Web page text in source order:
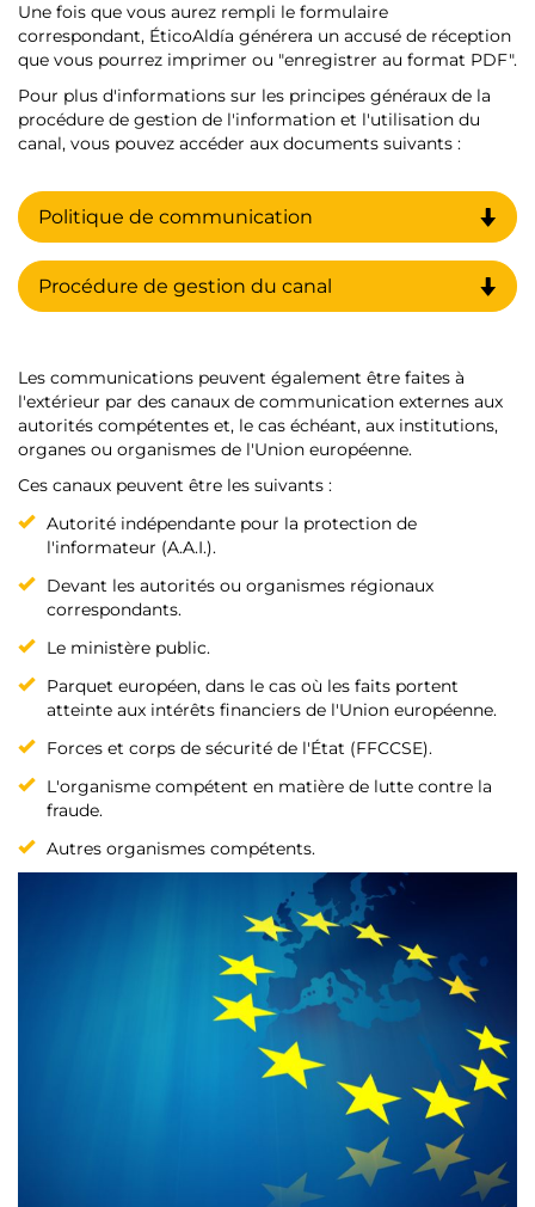
Une fois que vous aurez rempli le formulaire
correspondant, ÉticoAldía générera un accusé de réception
que vous pourrez imprimer ou "enregistrer au format PDF".
Pour plus d'informations sur les principes généraux de la
procédure de gestion de l'information et l'utilisation du
canal, vous pouvez accéder aux documents suivants :
Politique de communication
Procédure de gestion du canal
Les communications peuvent également être faites à
l'extérieur par des canaux de communication externes aux
autorités compétentes et, le cas échéant, aux institutions,
organes ou organismes de l'Union européenne.
Ces canaux peuvent être les suivants :
Autorité indépendante pour la protection de
l'informateur (A.A.I.).
Devant les autorités ou organismes régionaux
correspondants.
Le ministère public.
Parquet européen, dans le cas où les faits portent
atteinte aux intérêts financiers de l'Union européenne.
Forces et corps de sécurité de l'État (FFCCSE).
L'organisme compétent en matière de lutte contre la
fraude.
Autres organismes compétents.